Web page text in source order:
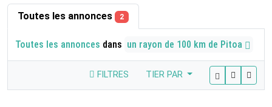
Toutes les annonces 2
Toutes les annonces dans un rayon de 100 km de Pitoa
FILTRES TIER PAR